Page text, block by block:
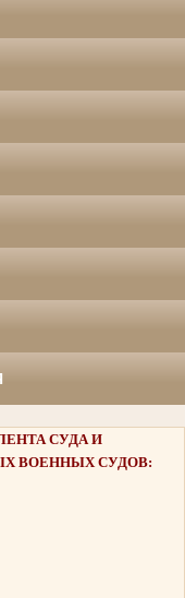
СУДА И
ВОЕННЫХ СУДОВ: